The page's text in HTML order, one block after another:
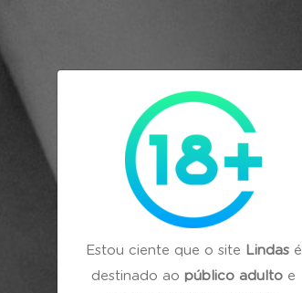
Estou ciente que o site Lindasé
destinado ao público adulto e